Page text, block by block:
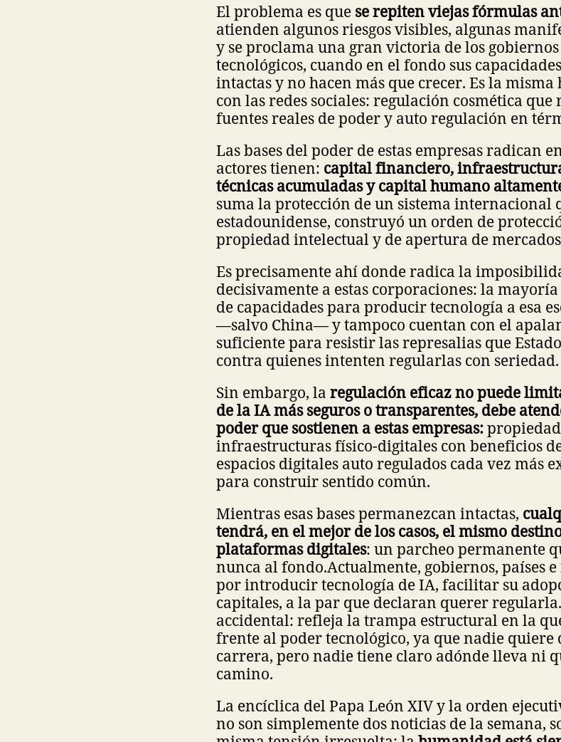
El problema es que se repiten viejas fórmulas
atienden algunos riesgos visibles, algunas
y se proclama una gran victoria de los
tecnológicos, cuando en el fondo sus
intactas y no hacen más que crecer. Es la
con las redes sociales: regulación cosmética
fuentes reales de poder y auto regulación en
Las bases del poder de estas empresas radican
actores tienen: capital financiero,
técnicas acumuladas y capital humano
suma la protección de un sistema internacional
estadounidense, construyó un orden de
propiedad intelectual y de apertura de
Es precisamente ahí donde radica la
decisivamente a estas corporaciones: la
de capacidades para producir tecnología a esa
—salvo China— y tampoco cuentan con el
suficiente para resistir las represalias que
contra quienes intenten regularlas con seriedad.
Sin embargo, la regulación eficaz no puede
de la IA más seguros o transparentes, debe
poder que sostienen a estas empresas:
infraestructuras físico-digitales con beneficios
espacios digitales auto regulados cada vez más
para construir sentido común.
Mientras esas bases permanezcan intactas,
tendrá, en el mejor de los casos, el mismo
plataformas digitales: un parcheo permanente
nunca al fondo.Actualmente, gobiernos, países
por introducir tecnología de IA, facilitar su
capitales, a la par que declaran querer
accidental: refleja la trampa estructural en la
frente al poder tecnológico, ya que nadie quiere
carrera, pero nadie tiene claro adónde lleva ni
camino.
La encíclica del Papa León XIV y la orden
no son simplemente dos noticias de la semana,